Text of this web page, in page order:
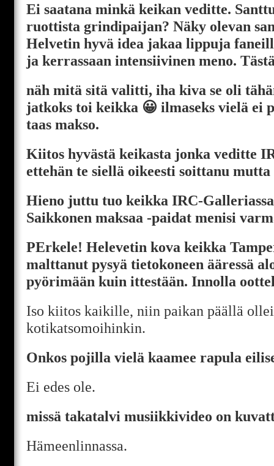
Ei saatana minkä keikan veditte.
ruottista grindipaijan? Näky olevan
Helvetin hyvä idea jakaa lippuja
ja kerrassaan intensiivinen meno.
näh mitä sitä valitti, iha kiva se oli
jatkoks toi keikka 😀 ilmaseks vielä ei
taas makso.
Kiitos hyvästä keikasta jonka veditte
ettehän te siellä oikeesti soittanu
Hieno juttu tuo keikka IRC-
Saikkonen maksaa -paidat menisi
PErkele! Helevetin kova keikka
malttanut pysyä tietokoneen ääressä
pyörimään kuin ittestään. Innolla
Iso kiitos kaikille, niin paikan päällä
kotikatsomoihinkin.
Onkos pojilla vielä kaamee rapula
Ei edes ole.
missä takatalvi musiikkivideo on
Hämeenlinnassa.